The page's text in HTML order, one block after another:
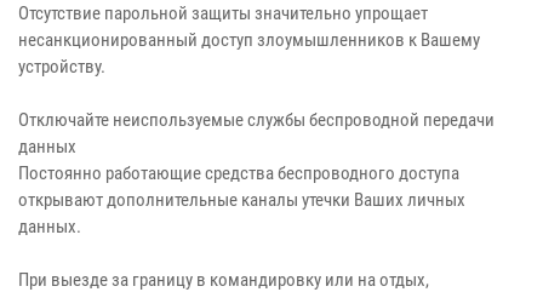
Отсутствие парольной защиты значительно упрощает
несанкционированный доступ злоумышленников к Вашему
устройству.
Отключайте неиспользуемые службы беспроводной передачи
данных
Постоянно работающие средства беспроводного доступа
открывают дополнительные каналы утечки Ваших личных
данных.
При выезде за границу в командировку или на отдых,